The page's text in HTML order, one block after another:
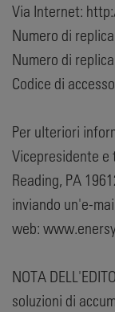
Via Internet:
Numero di
Numero di
Codice di
Per ulteriori
Vicepresidente e
Reading, PA
inviando un'e-
web:
NOTA
soluzioni di